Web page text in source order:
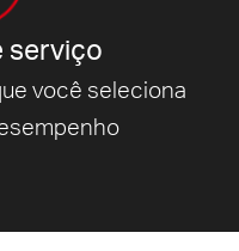
serviço
você seleciona